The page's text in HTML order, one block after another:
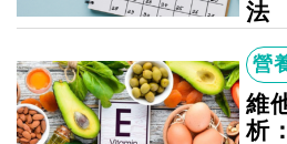
法
營
維
析